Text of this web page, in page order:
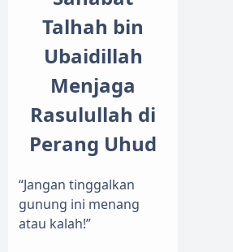
Talhah bin
Ubaidillah
Menjaga
Rasulullah di
Perang Uhud
“Jangan tinggalkan
gunung ini menang
atau kalah!”